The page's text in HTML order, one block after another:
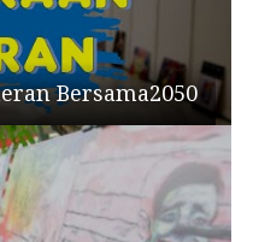
Bersama2050